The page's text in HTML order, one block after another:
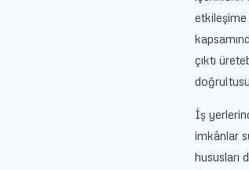
çıktı
İş
imkânlar
hususları